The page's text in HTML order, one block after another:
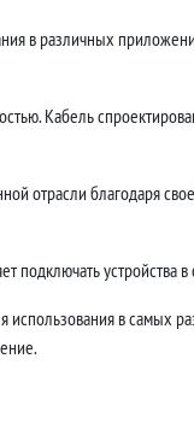
в различных
Кабель
отрасли благодаря
устройства
в самых